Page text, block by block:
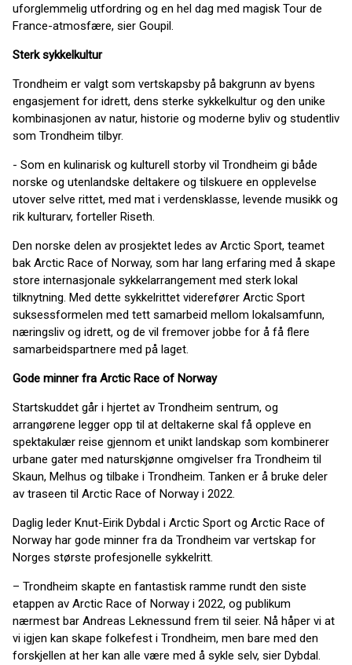
uforglemmelig utfordring og en hel dag med magisk Tour de
France-atmosfære, sier Goupil.
Sterk sykkelkultur
Trondheim er valgt som vertskapsby på bakgrunn av byens
engasjement for idrett, dens sterke sykkelkultur og den unike
kombinasjonen av natur, historie og moderne byliv og studentliv
som Trondheim tilbyr.
- Som en kulinarisk og kulturell storby vil Trondheim gi både
norske og utenlandske deltakere og tilskuere en opplevelse
utover selve rittet, med mat i verdensklasse, levende musikk og
rik kulturarv, forteller Riseth.
Den norske delen av prosjektet ledes av Arctic Sport, teamet
bak Arctic Race of Norway, som har lang erfaring med å skape
store internasjonale sykkelarrangement med sterk lokal
tilknytning. Med dette sykkelrittet viderefører Arctic Sport
suksessformelen med tett samarbeid mellom lokalsamfunn,
næringsliv og idrett, og de vil fremover jobbe for å få flere
samarbeidspartnere med på laget.
Gode minner fra Arctic Race of Norway
Startskuddet går i hjertet av Trondheim sentrum, og
arrangørene legger opp til at deltakerne skal få oppleve en
spektakulær reise gjennom et unikt landskap som kombinerer
urbane gater med naturskjønne omgivelser fra Trondheim til
Skaun, Melhus og tilbake i Trondheim. Tanken er å bruke deler
av traseen til Arctic Race of Norway i 2022.
Daglig leder Knut-Eirik Dybdal i Arctic Sport og Arctic Race of
Norway har gode minner fra da Trondheim var vertskap for
Norges største profesjonelle sykkelritt.
– Trondheim skapte en fantastisk ramme rundt den siste
etappen av Arctic Race of Norway i 2022, og publikum
nærmest bar Andreas Leknessund frem til seier. Nå håper vi at
vi igjen kan skape folkefest i Trondheim, men bare med den
forskjellen at her kan alle være med å sykle selv, sier Dybdal.